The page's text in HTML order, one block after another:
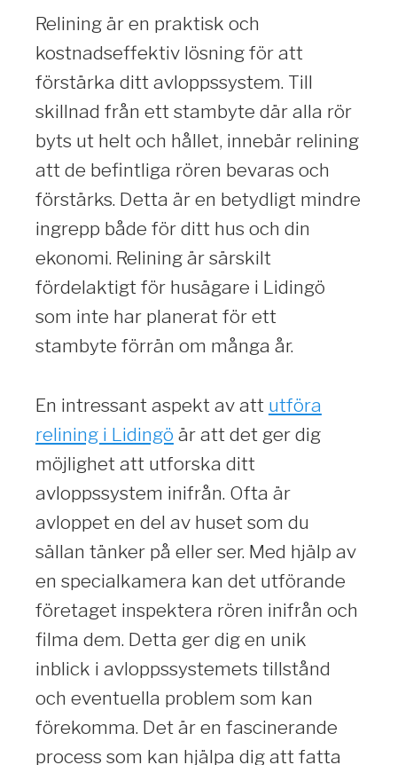
Relining är en praktisk och
kostnadseffektiv lösning för att
förstärka ditt avloppssystem. Till
skillnad från ett stambyte där alla rör
byts ut helt och hållet, innebär relining
att de befintliga rören bevaras och
förstärks. Detta är en betydligt mindre
ingrepp både för ditt hus och din
ekonomi. Relining är särskilt
fördelaktigt för husägare i Lidingö
som inte har planerat för ett
stambyte förrän om många år.
En intressant aspekt av att utföra
relining i Lidingö är att det ger dig
möjlighet att utforska ditt
avloppssystem inifrån. Ofta är
avloppet en del av huset som du
sällan tänker på eller ser. Med hjälp av
en specialkamera kan det utförande
företaget inspektera rören inifrån och
filma dem. Detta ger dig en unik
inblick i avloppssystemets tillstånd
och eventuella problem som kan
förekomma. Det är en fascinerande
process som kan hjälpa dig att fatta